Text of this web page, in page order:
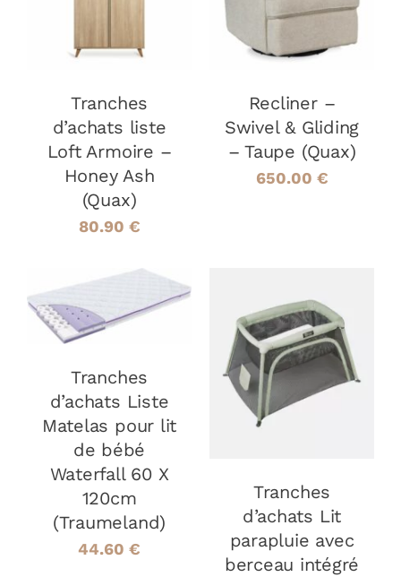
Tranches
d’achats liste
Loft Armoire –
Honey Ash
(Quax)
80.90 €
DÉTAILS
Recliner –
Swivel & Gliding
– Taupe (Quax)
650.00 €
AJOUTER AU
PANIER
/
DÉTAILS
Tranches
d’achats Liste
Matelas pour lit
de bébé
Waterfall 60 X
120cm
(Traumeland)
44.60 €
AJOUTER AU
PANIER
DÉTAILS
Tranches
d’achats Lit
parapluie avec
berceau intégré